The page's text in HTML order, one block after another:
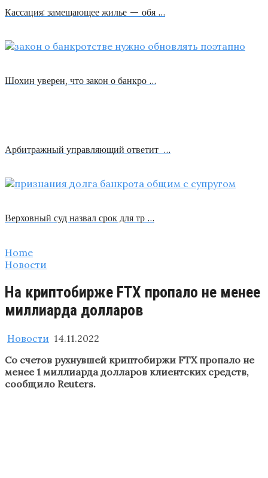
Кассация: замещающее жилье — обя …
Шохин уверен, что закон о банкро …
Арбитражный управляющий ответит …
Верховный суд назвал срок для тр …
Home
Новости
На криптобирже FTX пропало не менее
миллиарда долларов
Новости 14.11.2022
Со счетов рухнувшей криптобиржи FTX пропало не
менее 1 миллиарда долларов клиентских средств,
сообщило Reuters.